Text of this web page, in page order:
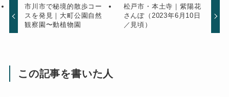
市川市で秘境的散歩コー
スを発見｜大町公園自然
観察園〜動植物園
松戸市・本土寺｜紫陽花
さんぽ（2023年6月10日
／見頃）
この記事を書いた人